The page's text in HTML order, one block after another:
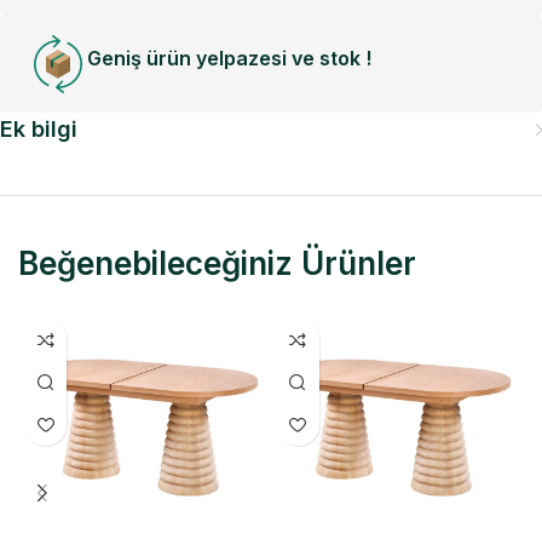
Geniş ürün yelpazesi ve stok !
Ek bilgi
Beğenebileceğiniz Ürünler